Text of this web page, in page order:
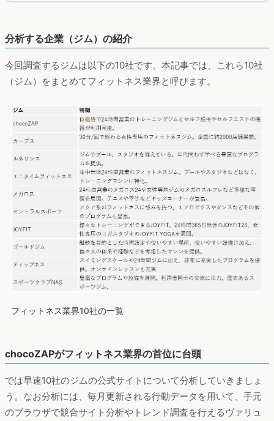
分析する企業（ジム）の紹介
今回調査するジムは以下の10社です。本記事では、これら10社
（ジム）をまとめてフィットネス業界と呼びます。
フィットネス業界10社の一覧
chocoZAPがフィットネス業界の首位に台頭
では早速10社のジムの公式サイトについて分析していきましょ
う。なお分析には、毎月更新される行動データを用いて、手元
のブラウザで競合サイト分析やトレンド調査を行えるヴァリュ